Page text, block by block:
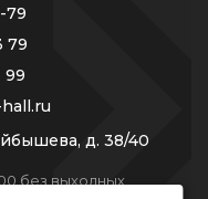
79
79
99
д. 38/40
без выходных